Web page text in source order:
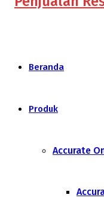
Beranda
Produk
Accurate